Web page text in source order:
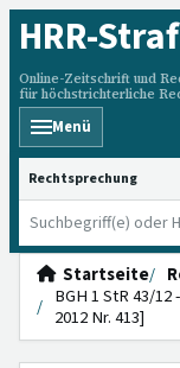
HRR-
Online-Zeitschrift und
für höchstrichterliche
Menü
HRRS durchsuchen
Startseite
BGH 1 StR 43/12
2012 Nr. 413]